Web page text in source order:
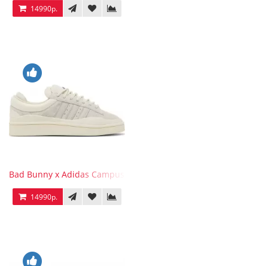
14990р.
Bad Bunny x Adidas Campus Light
14990р.